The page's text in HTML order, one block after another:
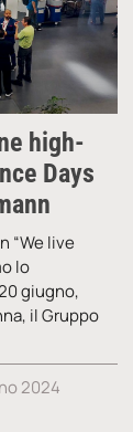
high-
Days
“We live
lo
giugno,
il Gruppo
2024